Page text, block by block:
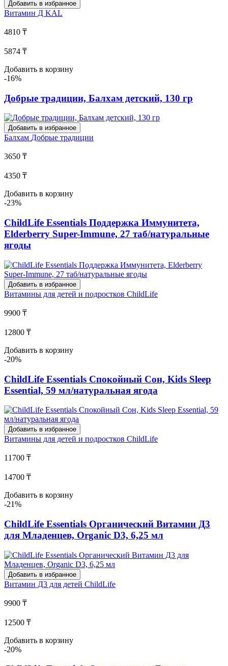
Добавить в избранное
Витамин Д KAL
4810 ₸
5874 ₸
Добавить в корзину
-16%
Добрые традиции, Балхам детский, 130 гр
Добавить в избранное
Балхам Добрые традиции
3650 ₸
4350 ₸
Добавить в корзину
-23%
ChildLife Essentials Поддержка Иммунитета,
Elderberry Super-Immune, 27 таб/натуральные
ягоды
Добавить в избранное
Витамины для детей и подростков ChildLife
9900 ₸
12800 ₸
Добавить в корзину
-20%
ChildLife Essentials Спокойный Сон, Kids Sleep
Essential, 59 мл/натуральная ягода
Добавить в избранное
Витамины для детей и подростков ChildLife
11700 ₸
14700 ₸
Добавить в корзину
-21%
ChildLife Essentials Органический Витамин Д3
для Младенцев, Organic D3, 6,25 мл
Добавить в избранное
Витамин Д3 для детей ChildLife
9900 ₸
12500 ₸
Добавить в корзину
-20%